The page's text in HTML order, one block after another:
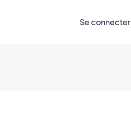
Se connecter